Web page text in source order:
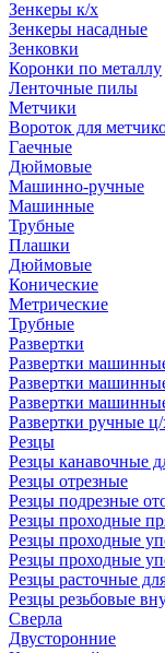
Зенкеры к/х
Зенкеры насадные
Зенковки
Коронки по металлу
Ленточные пилы
Метчики
Вороток для
Гаечные
Дюймовые
Машинно-ручные
Машинные
Трубные
Плашки
Дюймовые
Конические
Метрические
Трубные
Развертки
Развертки
Развертки
Развертки
Развертки ручные
Резцы
Резцы канавочные
Резцы отрезные
Резцы подрезные
Резцы проходные
Резцы проходные
Резцы проходные
Резцы расточные
Резцы резьбовые
Сверла
Двусторонние